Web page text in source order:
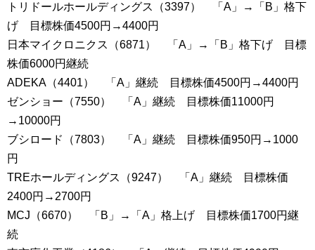
トリドールホールディングス（3397） 「A」→「B」格下
げ 目標株価4500円→4400円
日本マイクロニクス（6871） 「A」→「B」格下げ 目標
株価6000円継続
ADEKA（4401） 「A」継続 目標株価4500円→4400円
ゼンショー（7550） 「A」継続 目標株価11000円
→10000円
ブシロード（7803） 「A」継続 目標株価950円→1000
円
TREホールディングス（9247） 「A」継続 目標株価
2400円→2700円
MCJ（6670） 「B」→「A」格上げ 目標株価1700円継
続